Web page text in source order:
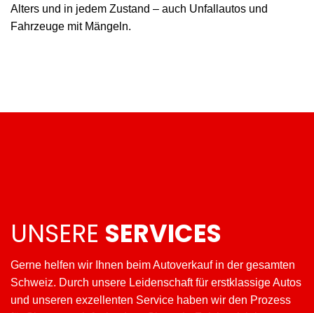
Alters und in jedem Zustand – auch Unfallautos und
Fahrzeuge mit Mängeln.
UNSERE SERVICES
Gerne helfen wir Ihnen beim Autoverkauf in der gesamten
Schweiz. Durch unsere Leidenschaft für erstklassige Autos
und unseren exzellenten Service haben wir den Prozess